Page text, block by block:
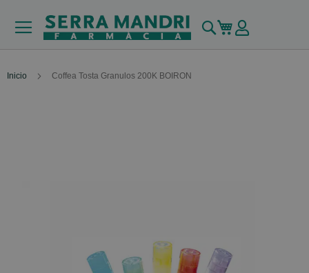
Buscar
Mi carrito
Inicio Coffea Tosta Granulos 200K BOIRON